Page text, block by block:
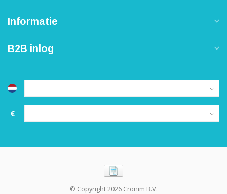
Informatie
B2B inlog
€
© Copyright 2026 Cronim B.V.